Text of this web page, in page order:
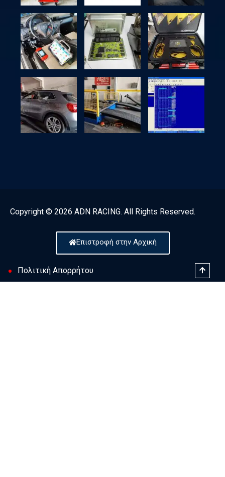
Copyright © 2026 ADN RACING. All Rights Reserved.
Επιστροφή στην Αρχική
Πολιτική Απορρήτου